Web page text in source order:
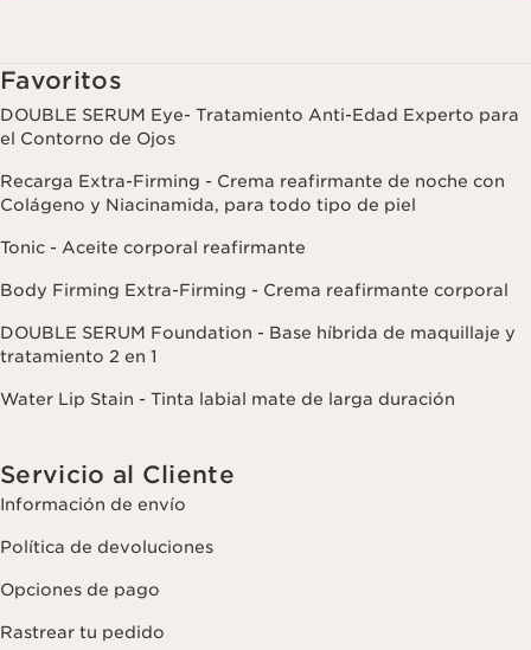
Favoritos
DOUBLE SERUM Eye- Tratamiento Anti-Edad Experto para
el Contorno de Ojos
Recarga Extra-Firming - Crema reafirmante de noche con
Colágeno y Niacinamida, para todo tipo de piel
Tonic - Aceite corporal reafirmante
Body Firming Extra-Firming - Crema reafirmante corporal
DOUBLE SERUM Foundation - Base híbrida de maquillaje y
tratamiento 2 en 1
Water Lip Stain - Tinta labial mate de larga duración
Servicio al Cliente
Información de envío
Política de devoluciones
Opciones de pago
Rastrear tu pedido